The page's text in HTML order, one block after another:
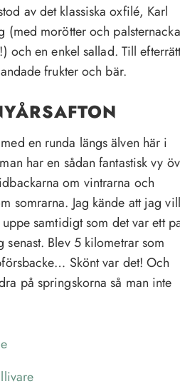
av det klassiska oxfilé, Karl
(med morötter och palsternacka
och en enkel sallad. Till
frukter och bär.
en runda längs älven här i
har en sådan fantastisk vy
om vintrarna och
somrarna. Jag kände att jag
samtidigt som det var ett
Blev 5 kilometrar som
Skönt var det! Och
på springskorna så man inte